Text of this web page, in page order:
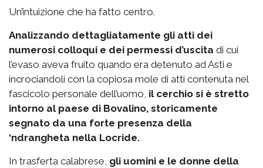
Un’intuizione che ha fatto centro.
Analizzando dettagliatamente gli atti dei
numerosi colloqui e dei permessi d’uscita di cui
l’evaso aveva fruito quando era detenuto ad Asti e
incrociandoli con la copiosa mole di atti contenuta nel
fascicolo personale dell’uomo, il cerchio si è stretto
intorno al paese di Bovalino, storicamente
segnato da una forte presenza della
‘ndrangheta nella Locride.
In trasferta calabrese, gli uomini e le donne della